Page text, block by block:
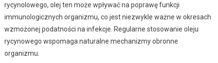
rycynolowego, olej ten może wpływać na poprawę funkcji
immunologicznych organizmu, co jest niezwykle ważne w okresach
wzmożonej podatności na infekcje. Regularne stosowanie oleju
rycynowego wspomaga naturalne mechanizmy obronne
organizmu.